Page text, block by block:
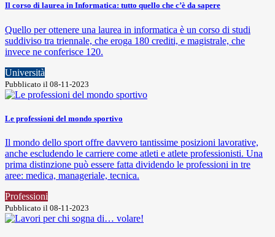
Il corso di laurea in Informatica: tutto quello che c’è da sapere
Quello per ottenere una laurea in informatica è un corso di studi
suddiviso tra triennale, che eroga 180 crediti, e magistrale, che
invece ne conferisce 120.
Università
Pubblicato il 08-11-2023
Le professioni del mondo sportivo
Il mondo dello sport offre davvero tantissime posizioni lavorative,
anche escludendo le carriere come atleti e atlete professionisti. Una
prima distinzione può essere fatta dividendo le professioni in tre
aree: medica, manageriale, tecnica.
Professioni
Pubblicato il 08-11-2023